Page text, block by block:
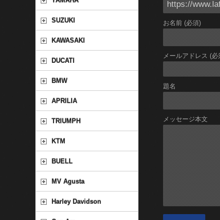
お名前 (必須)
メールアドレス (必
題名
メッセージ本文
SUZUKI
KAWASAKI
DUCATI
BMW
APRILIA
TRIUMPH
KTM
BUELL
MV Agusta
Harley Davidson